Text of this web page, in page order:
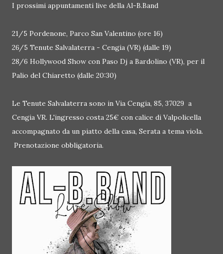
I prossimi appuntamenti live della Al-B.Band
21/5 Pordenone, Parco San Valentino (ore 16)
26/5 Tenute Salvalaterra - Cengia (VR) (dalle 19)
28/6 Hollywood Show con Paso Dj a Bardolino (VR), per il
Palio del Chiaretto (dalle 20:30)
Le Tenute Salvalaterra sono in Via Cengia, 85, 37029 a
Cengia VR. L'ingresso costa 25€ con calice di Valpolicella
accompagnato da un piatto della casa, Serata a tema viola.
Prenotazione obbligatoria.